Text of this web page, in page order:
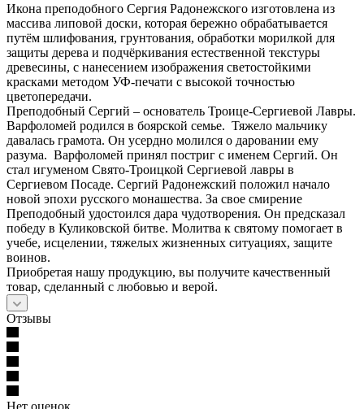
Икона преподобного Сергия Радонежского изготовлена из
массива липовой доски, которая бережно обрабатывается
путём шлифования, грунтования, обработки морилкой для
защиты дерева и подчёркивания естественной текстуры
древесины, с нанесением изображения светостойкими
красками методом УФ-печати с высокой точностью
цветопередачи.
Преподобный Сергий – основатель Троице-Сергиевой Лавры.
Варфоломей родился в боярской семье. Тяжело мальчику
давалась грамота. Он усердно молился о даровании ему
разума. Варфоломей принял постриг с именем Сергий. Он
стал игуменом Свято-Троицкой Сергиевой лавры в
Сергиевом Посаде. Сергий Радонежский положил начало
новой эпохи русского монашества. За свое смирение
Преподобный удостоился дара чудотворения. Он предсказал
победу в Куликовской битве. Молитва к святому помогает в
учебе, исцелении, тяжелых жизненных ситуациях, защите
воинов.
Приобретая нашу продукцию, вы получите качественный
товар, сделанный с любовью и верой.
Отзывы
Нет оценок